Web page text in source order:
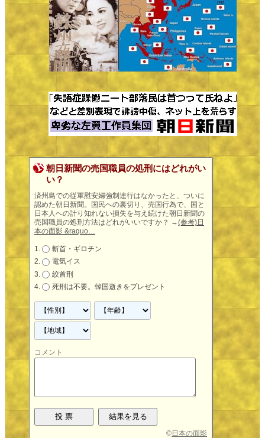
朝日新聞の売国職員の処刑にはどれがい
い？
済州島での従軍慰安婦強制連行はなかったと、ついに
認めた朝日新聞。国民への裏切り、売国行為で、国と
日本人への計り知れない損失を与え続けた朝日新聞の
売国職員の処刑方法はどれがいいですか？ →(参考)日
本の面影 &raquo…
斬首・ギロチン
電気イス
絞首刑
死刑は不要。韓国逝きをプレゼント
コメント
©日本の面影